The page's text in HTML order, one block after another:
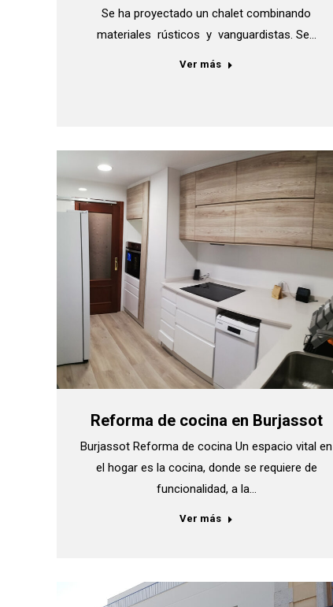
Se ha proyectado un chalet combinando
materiales rústicos y vanguardistas. Se…
Ver más
Reforma de cocina en Burjassot
Burjassot Reforma de cocina Un espacio vital en
el hogar es la cocina, donde se requiere de
funcionalidad, a la…
Ver más